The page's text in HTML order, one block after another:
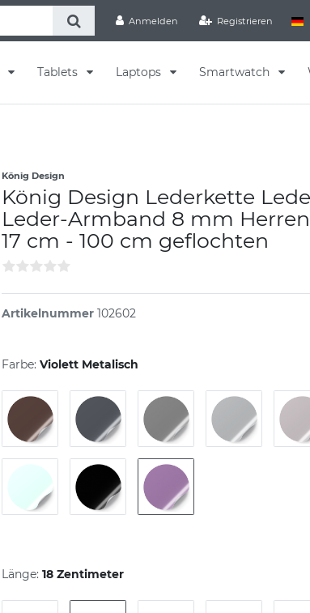
Anmelden Registrieren
Tablets Laptops Smartwatch
König Design
König Design Lederkette
Leder-Armband 8 mm
17 cm - 100 cm geflochten
Artikelnummer 102602
Farbe: Violett Metalisch
Länge: 18 Zentimeter